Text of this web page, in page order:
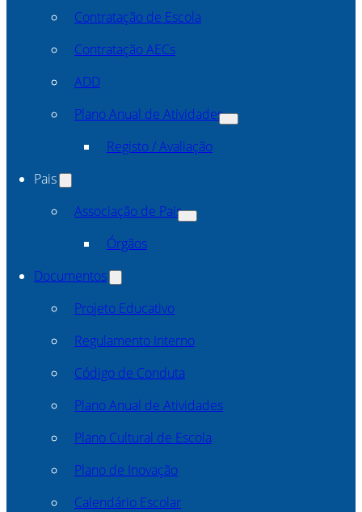
Contratação de Escola
Contratação AECs
ADD
Plano Anual de Atividades
Registo / Avaliação
Pais
Associação de Pais
Órgãos
Documentos
Projeto Educativo
Regulamento Interno
Código de Conduta
Plano Anual de Atividades
Plano Cultural de Escola
Plano de Inovação
Calendário Escolar